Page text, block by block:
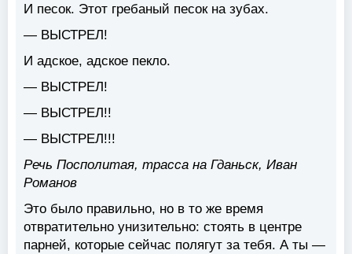
И песок. Этот гребаный песок на зубах.
— ВЫСТРЕЛ!
И адское, адское пекло.
— ВЫСТРЕЛ!
— ВЫСТРЕЛ!!
— ВЫСТРЕЛ!!!
Речь Посполитая, трасса на Гданьск, Иван
Романов
Это было правильно, но в то же время
отвратительно унизительно: стоять в центре
парней, которые сейчас полягут за тебя. А ты —